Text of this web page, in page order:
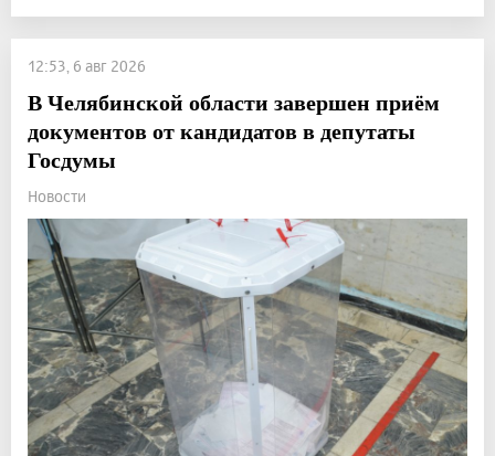
12:53, 6 авг 2026
В Челябинской области завершен приём
документов от кандидатов в депутаты
Госдумы
Новости